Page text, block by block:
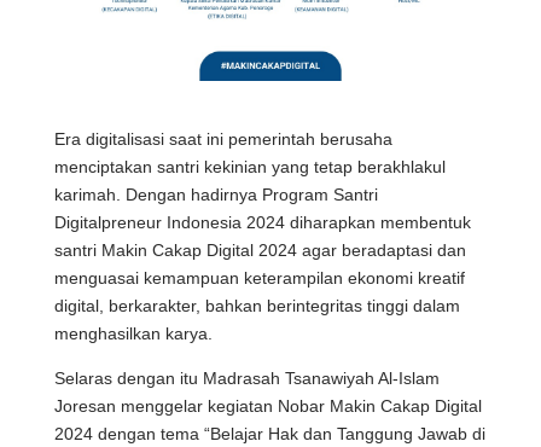
Era digitalisasi saat ini pemerintah berusaha
menciptakan santri kekinian yang tetap berakhlakul
karimah. Dengan hadirnya Program Santri
Digitalpreneur Indonesia 2024 diharapkan membentuk
santri Makin Cakap Digital 2024 agar beradaptasi dan
menguasai kemampuan keterampilan ekonomi kreatif
digital, berkarakter, bahkan berintegritas tinggi dalam
menghasilkan karya.
Selaras dengan itu Madrasah Tsanawiyah Al-Islam
Joresan menggelar kegiatan Nobar Makin Cakap Digital
2024 dengan tema “Belajar Hak dan Tanggung Jawab di